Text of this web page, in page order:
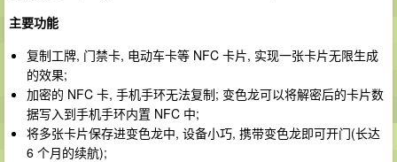
主要功能
复制工牌, 门禁卡, 电动车卡等 NFC 卡片, 实现一张卡片无限生成
的效果;
加密的 NFC 卡, 手机手环无法复制; 变色龙可以将解密后的卡片数
据写入到手机手环内置 NFC 中;
将多张卡片保存进变色龙中, 设备小巧, 携带变色龙即可开门(长达
6 个月的续航);